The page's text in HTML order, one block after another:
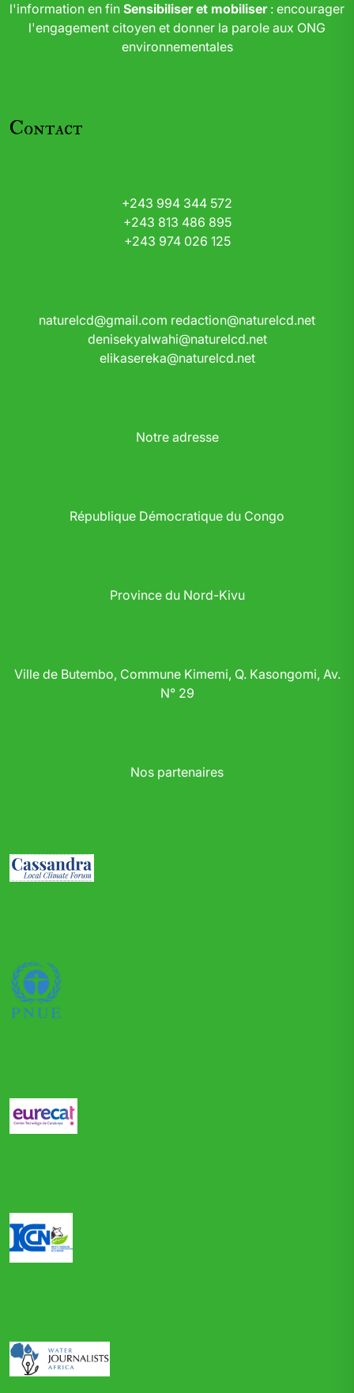
l'information en fin Sensibiliser et mobiliser: encourager
l'engagement citoyen et donner la parole aux ONG
environnementales
Contact
+243 994 344 572
+243 813 486 895
+243 974 026 125
naturelcd@gmail.com redaction@naturelcd.net
denisekyalwahi@naturelcd.net
elikasereka@naturelcd.net
Notre adresse
République Démocratique du Congo
Province du Nord-Kivu
Ville de Butembo, Commune Kimemi, Q. Kasongomi, Av.
N° 29
Nos partenaires